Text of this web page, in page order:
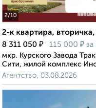
2/10
2-к квартира,
8 311 050 ₽ 115 000 ₽ за
мкр. Курского Завода
Сити, жилой комплекс
Агентство, 03.08.2026